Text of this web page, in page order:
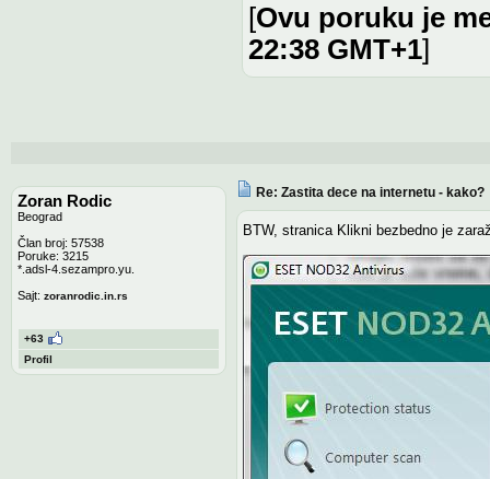
[Ovu poruku je
22:38 GMT+1]
Zoran Rodic
Beograd
Član broj: 57538
Poruke: 3215
*.adsl-4.sezampro.yu.
Sajt: zoranrodic.in.rs
+63
Profil
Re: Zastita dece na internetu - kako?
BTW, stranica Klikni bezbedno je